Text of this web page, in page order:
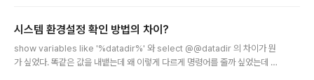
시스템 환경설정 확인 방법의 차이?
show variables like '%datadir%' 와 select @@datadir 의 차이가 뭔
가 싶었다. 똑같은 값을 내뱉는데 왜 이렇게 다르게 명령어를 줄까 싶었는데 눈